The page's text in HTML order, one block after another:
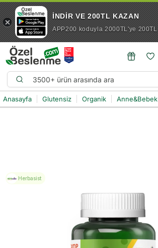
Anasayfa Glutensiz Organik Anne&Bebek
Herbasist
İNDİR VE 200TL KAZAN
APP200 koduyla 2000TL'ye 200TL